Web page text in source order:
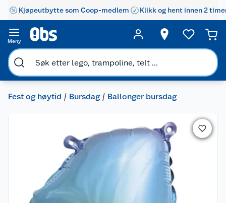
Kjøpeutbytte som Coop-medlem Klikk og hent innen 2
Meny
Fest og høytid Bursdag Ballonger bursdag